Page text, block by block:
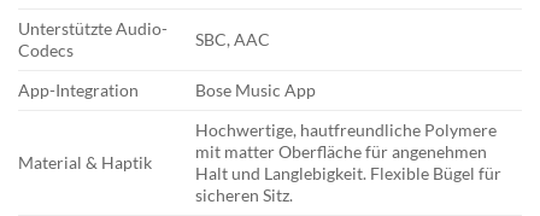
Unterstützte Audio-
Codecs
SBC, AAC
App-Integration Bose Music App
Material & Haptik
Hochwertige, hautfreundliche Polymere
mit matter Oberfläche für angenehmen
Halt und Langlebigkeit. Flexible Bügel für
sicheren Sitz.